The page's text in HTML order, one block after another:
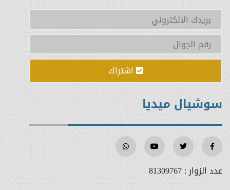
اشتراك
سوشيال ميديا
عدد الزوار :81309767